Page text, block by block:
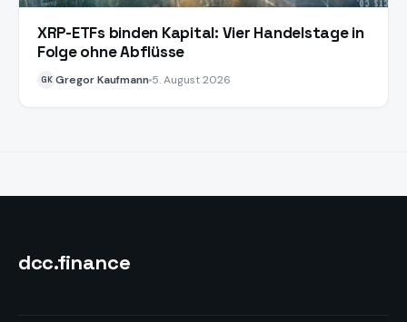
XRP-ETFs binden Kapital: Vier Handelstage in
Folge ohne Abflüsse
GK Gregor Kaufmann 5. August 2026
dcc.finance